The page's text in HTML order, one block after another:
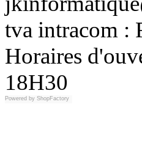
tva intracom :
Horaires
18H30
Powered by ShopFactory